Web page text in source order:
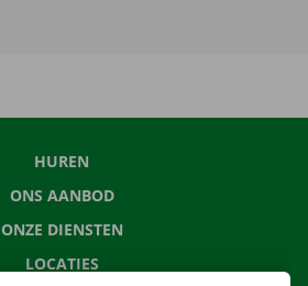
HUREN
ONS AANBOD
ONZE DIENSTEN
LOCATIES